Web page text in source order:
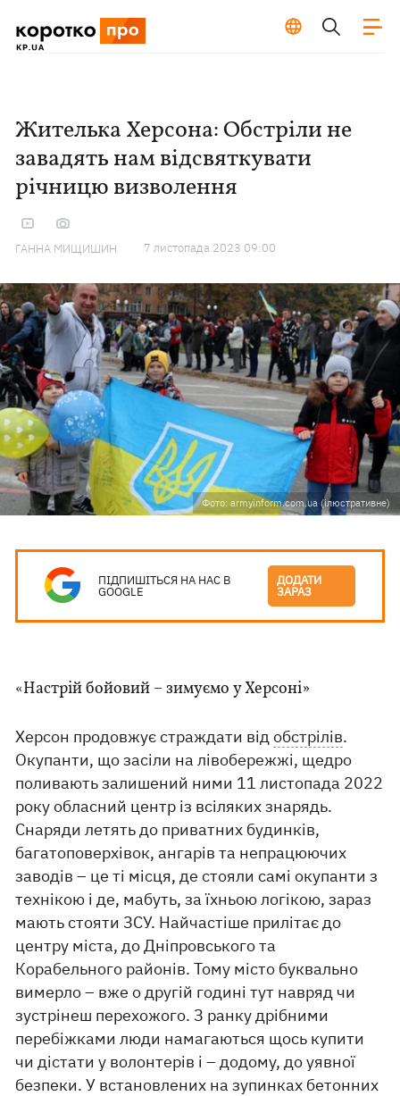
Жителька Херсона: Обстріли не
завадять нам відсвяткувати
річницю визволення
ГАННА МИЩИШИН 7 листопада 2023 09:00
Фото: armyinform.com.ua (ілюстративне)
ПІДПИШІТЬСЯ НА НАС В
GOOGLE
ДОДАТИ
ЗАРАЗ
«Настрій бойовий – зимуємо у Херсоні»
Херсон продовжує страждати відобстрілів.
Окупанти, що засіли на лівобережжі, щедро
поливають залишений ними 11 листопада 2022
року обласний центр із всіляких знарядь.
Снаряди летять до приватних будинків,
багатоповерхівок, ангарів та непрацюючих
заводів – це ті місця, де стояли самі окупанти з
технікою і де, мабуть, за їхньою логікою, зараз
мають стояти ЗСУ. Найчастіше прилітає до
центру міста, до Дніпровського та
Корабельного районів. Тому місто буквально
вимерло – вже о другій годині тут навряд чи
зустрінеш перехожого. З ранку дрібними
перебіжками люди намагаються щось купити
чи дістати у волонтерів і – додому, до уявної
безпеки. У встановлених на зупинках бетонних